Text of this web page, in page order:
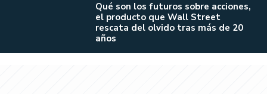
Qué son los futuros sobre acciones,
el producto que Wall Street
rescata del olvido tras más de 20
años